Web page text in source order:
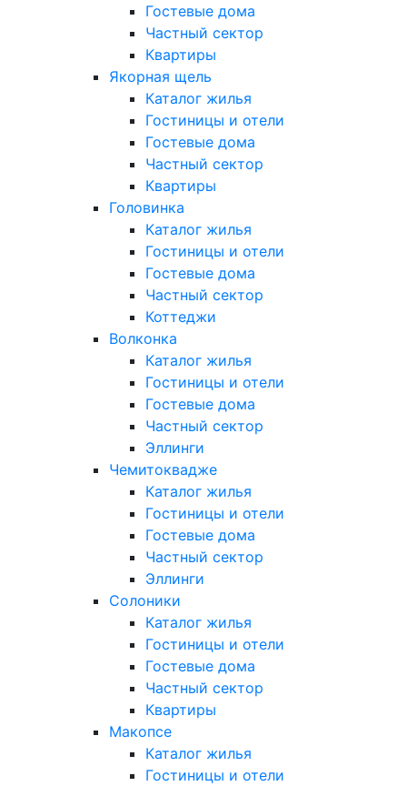
Гостевые дома
Частный сектор
Квартиры
Якорная щель
Каталог жилья
Гостиницы и отели
Гостевые дома
Частный сектор
Квартиры
Головинка
Каталог жилья
Гостиницы и отели
Гостевые дома
Частный сектор
Коттеджи
Волконка
Каталог жилья
Гостиницы и отели
Гостевые дома
Частный сектор
Эллинги
Чемитоквадже
Каталог жилья
Гостиницы и отели
Гостевые дома
Частный сектор
Эллинги
Солоники
Каталог жилья
Гостиницы и отели
Гостевые дома
Частный сектор
Квартиры
Макопсе
Каталог жилья
Гостиницы и отели